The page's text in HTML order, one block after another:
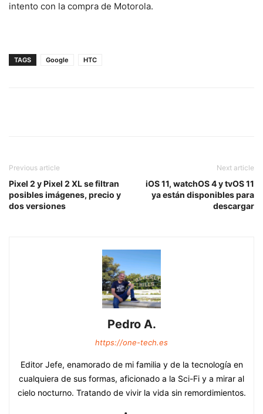
intento con la compra de Motorola.
TAGS Google HTC
Previous article
Pixel 2 y Pixel 2 XL se filtran
posibles imágenes, precio y
dos versiones
Next article
iOS 11, watchOS 4 y tvOS 11
ya están disponibles para
descargar
Pedro A.
https://one-tech.es
Editor Jefe, enamorado de mi familia y de la tecnología en
cualquiera de sus formas, aficionado a la Sci-Fi y a mirar al
cielo nocturno. Tratando de vivir la vida sin remordimientos.